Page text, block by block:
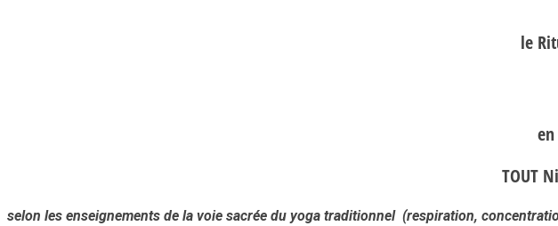
le
TOUT
selon les enseignements de la voie sacrée du yoga traditionnel (respiration,